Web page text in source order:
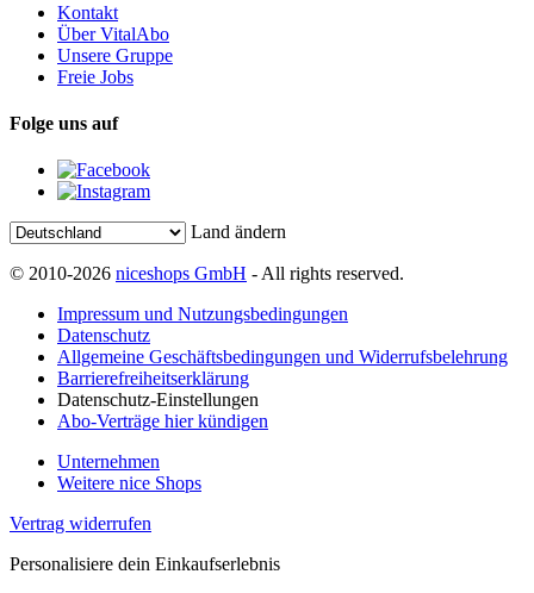
Kontakt
Über VitalAbo
Unsere Gruppe
Freie Jobs
Folge uns auf
Land ändern
© 2010-2026 niceshops GmbH - All rights reserved.
Impressum und Nutzungsbedingungen
Datenschutz
Allgemeine Geschäftsbedingungen und Widerrufsbelehrung
Barrierefreiheitserklärung
Datenschutz-Einstellungen
Abo-Verträge hier kündigen
Unternehmen
Weitere nice Shops
Vertrag widerrufen
Personalisiere dein Einkaufserlebnis